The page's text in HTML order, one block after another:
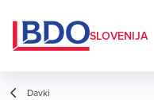
SLOVENIJA
Davki